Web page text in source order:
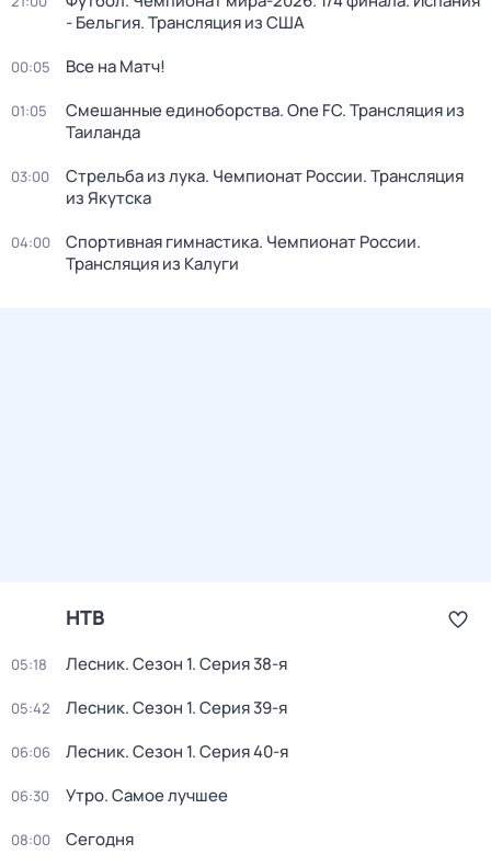
- Бельгия. Трансляция из США
00:05 Все на Матч!
01:05
Смешанные единоборства. One FC. Трансляция из
Таиланда
03:00
Стрельба из лука. Чемпионат России. Трансляция
из Якутска
04:00
Спортивная гимнастика. Чемпионат России.
Трансляция из Калуги
НТВ
05:18 Лесник. Сезон 1. Серия 38-я
05:42 Лесник. Сезон 1. Серия 39-я
06:06 Лесник. Сезон 1. Серия 40-я
06:30 Утро. Самое лучшее
08:00 Сегодня